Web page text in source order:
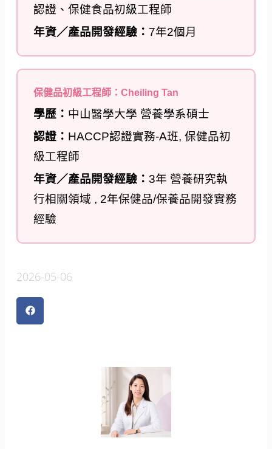
認證、保健食品初級工程師
年資／產品開發經驗： 7年2個月
保健品初級工程師：Cheiling Tan
學歷： 中山醫學大學 營養學系碩士
認證： HACCP認證實務-A班, 保健品初
級工程師
年資／產品開發經驗：3年 營養研究執
行相關領域 , 2年保健品/保養品開發實務
經驗
2026-05-06